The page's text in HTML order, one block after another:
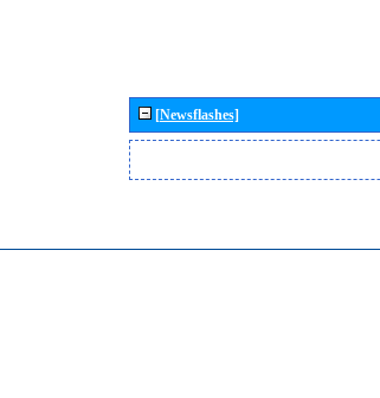
[Newsflashes]